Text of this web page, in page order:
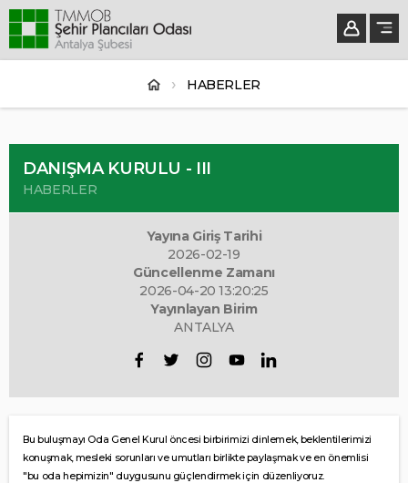
HABERLER
DANIŞMA KURULU - III
HABERLER
Yayına Giriş Tarihi
2026-02-19
Güncellenme Zamanı
2026-04-20 13:20:25
Yayınlayan Birim
ANTALYA
Bu buluşmayı Oda Genel Kurul öncesi birbirimizi dinlemek, beklentilerimizi
konuşmak, mesleki sorunları ve umutları birlikte paylaşmak ve en önemlisi
"bu oda hepimizin" duygusunu güçlendirmek için düzenliyoruz.